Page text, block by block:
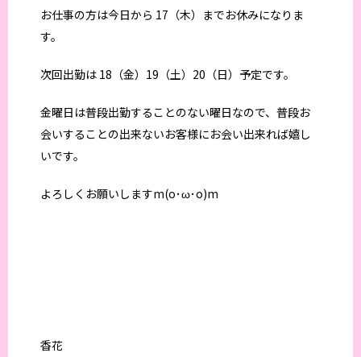
お仕事の方は今日から 17（木）までお休みになりま
す。
次回出勤は 18（金）19（土）20（日）予定です。
金曜日は普段出勤することのない曜日なので、普段お
会いすることの出来ないお客様にお会い出来れば嬉し
いです。
よろしくお願いしますm(o･ω･o)m
香花